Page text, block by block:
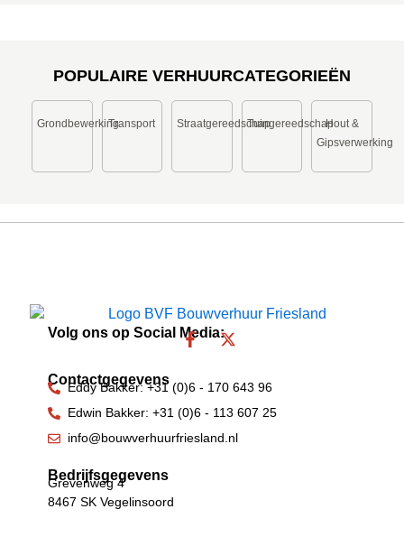
POPULAIRE VERHUURCATEGORIEËN
GrondbewerkingTransport StraatgereedschapTuingereedschapHout &
Gipsverwerking
Volg ons op Social Media:
F
e
b
o
o
X
w
i
t
t
Contactgegevens
Eddy Bakker: +31 (0)6 - 170 643 96
Edwin Bakker: +31 (0)6 - 113 607 25
info@bouwverhuurfriesland.nl
Bedrijfsgegevens
Grevenweg 4
8467 SK Vegelinsoord